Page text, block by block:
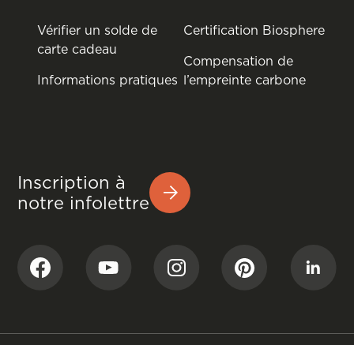
Vérifier un solde de
carte cadeau
Informations pratiques
Certification Biosphere
Compensation de
l’empreinte carbone
Inscription à
notre infolettre